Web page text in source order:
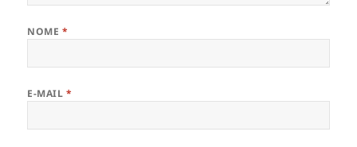
NOME *
E-MAIL *